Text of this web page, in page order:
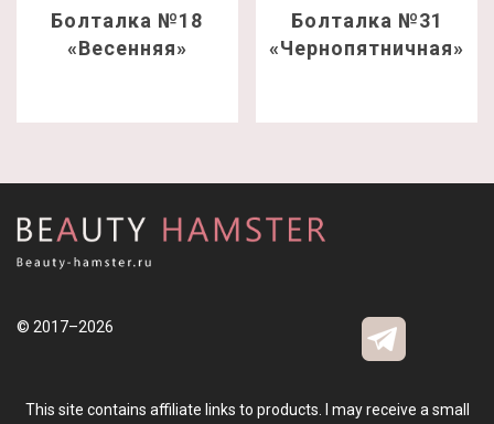
Болталка №18
«Весенняя»
Болталка №31
«Чернопятничная»
© 2017–2026
This site contains affiliate links to products. I may receive a small